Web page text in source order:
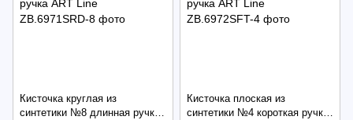
Кисточка круглая из
синтетики №8 длинная ручка
Кисточка плоская из
синтетики №4 короткая ручка